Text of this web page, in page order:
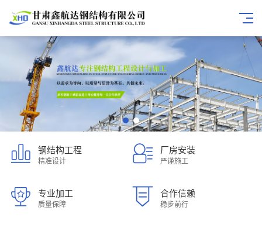
钢结构工程
精准设计
厂房安装
严谨施工
专业加工
质量保障
合作信赖
稳步前行